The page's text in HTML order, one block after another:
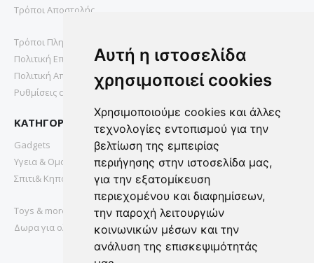
Αυτή η ιστοσελίδα
χρησιμοποιεί cookies
Χρησιμοποιούμε cookies και άλλες
τεχνολογίες εντοπισμού για την
βελτίωση της εμπειρίας
περιήγησης στην ιστοσελίδα μας,
για την εξατομίκευση
περιεχομένου και διαφημίσεων,
την παροχή λειτουργιών
κοινωνικών μέσων και την
ανάλυση της επισκεψιμότητάς
Τρόποι Αποστολής
Τρόποι Πληρωμής
Πολιτική Επιστροφών
Πολιτική Απορρήτου
Ρυθμίσεις cookies
ΚΑΤΗΓΟΡΙΕΣ
Gadgets
Υγεια & Ομορφια
Σπιτι& Κηπος
Toys & more
Δωρα για ολους